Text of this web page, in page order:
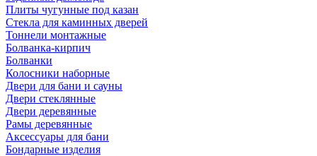
Плиты чугунные под казан
Стекла для каминных дверей
Тоннели монтажные
Болванка-кирпич
Болванки
Колосники наборные
Двери для бани и сауны
Двери стеклянные
Двери деревянные
Рамы деревянные
Аксессуары для бани
Бондарные изделия